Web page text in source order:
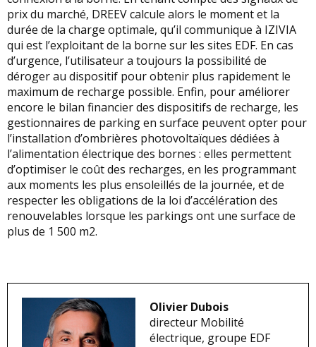
prix du marché, DREEV calcule alors le moment et la
durée de la charge optimale, qu’il communique à IZIVIA
qui est l’exploitant de la borne sur les sites EDF. En cas
d’urgence, l’utilisateur a toujours la possibilité de
déroger au dispositif pour obtenir plus rapidement le
maximum de recharge possible. Enfin, pour améliorer
encore le bilan financier des dispositifs de recharge, les
gestionnaires de parking en surface peuvent opter pour
l’installation d’ombrières photovoltaïques dédiées à
l’alimentation électrique des bornes : elles permettent
d’optimiser le coût des recharges, en les programmant
aux moments les plus ensoleillés de la journée, et de
respecter les obligations de la loi d’accélération des
renouvelables lorsque les parkings ont une surface de
plus de 1 500 m2.
Olivier Dubois
directeur Mobilité
électrique, groupe EDF